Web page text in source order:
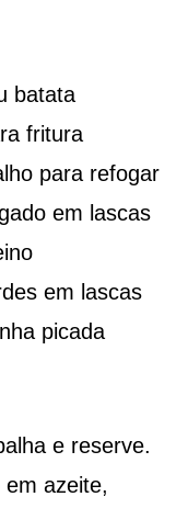
batata
fritura
para refogar
em lascas
em lascas
picada
e reserve.
azeite,